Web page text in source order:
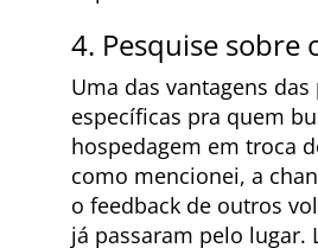
4. Pesquise sobre
Uma das vantagens
específicas pra quem
hospedagem em troca
como mencionei, a
o feedback de outros
já passaram pelo lugar.